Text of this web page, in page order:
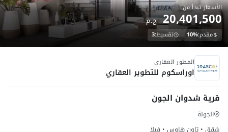
Launch
الأسعار تبدأ من
20,401,500 ج.م
مقدم:10% تقسيط:3
المطور العقاري
اوراسكوم للتطوير العقاري
قرية شدوان الجون
الجونة
شقق • تاون هاوس • فيلا